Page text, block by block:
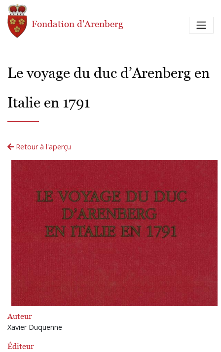
Aller au contenu principal
Fondation d'Arenberg
Le voyage du duc d’Arenberg en
Italie en 1791
Retour à l'aperçu
Auteur
Xavier Duquenne
Éditeur